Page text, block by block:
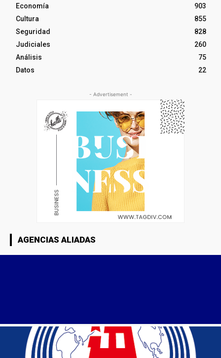
Economía
903
Cultura
855
Seguridad
828
Judiciales
260
Análisis
75
Datos
22
- Advertisement -
AGENCIAS ALIADAS